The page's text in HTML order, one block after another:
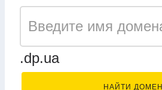
.dp.ua
НАЙТИ ДОМЕН